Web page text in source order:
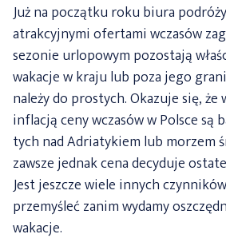
Już na początku roku biura
atrakcyjnymi ofertami wczasów
sezonie urlopowym pozostają
wakacje w kraju lub poza jego
należy do prostych. Okazuje się, że
inflacją ceny wczasów w Polsce są
tych nad Adriatykiem lub morzem
zawsze jednak cena decyduje
Jest jeszcze wiele innych
przemyśleć zanim wydamy
wakacje.